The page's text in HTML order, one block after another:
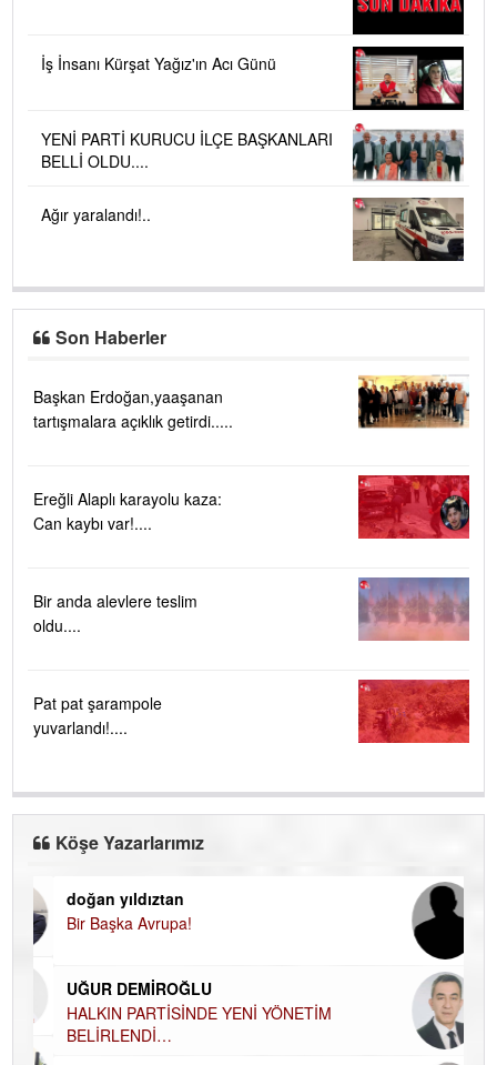
İş İnsanı Kürşat Yağız'ın Acı Günü
YENİ PARTİ KURUCU İLÇE BAŞKANLARI
BELLİ OLDU....
Ağır yaralandı!..
Son Haberler
Başkan Erdoğan,yaaşanan
tartışmalara açıklık getirdi.....
Ereğli Alaplı karayolu kaza:
Can kaybı var!....
Bir anda alevlere teslim
oldu....
Pat pat şarampole
yuvarlandı!....
Köşe Yazarlarımız
doğan yıldıztan
Bir Başka Avrupa!
UĞUR DEMİROĞLU
HALKIN PARTİSİNDE YENİ YÖNETİM
BELİRLENDİ…